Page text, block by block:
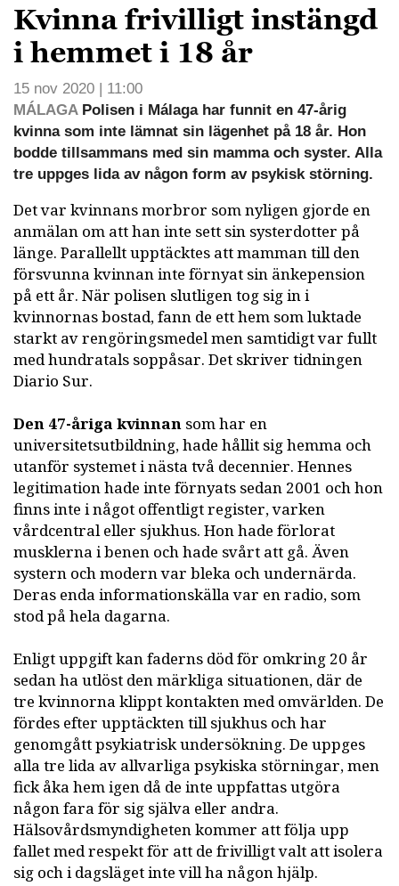
Kvinna frivilligt instängd
i hemmet i 18 år
15 nov 2020 | 11:00
MÁLAGAPolisen i Málaga har funnit en 47-årig
kvinna som inte lämnat sin lägenhet på 18 år. Hon
bodde tillsammans med sin mamma och syster. Alla
tre uppges lida av någon form av psykisk störning.
Det var kvinnans morbror som nyligen gjorde en
anmälan om att han inte sett sin systerdotter på
länge. Parallellt upptäcktes att mamman till den
försvunna kvinnan inte förnyat sin änkepension
på ett år. När polisen slutligen tog sig in i
kvinnornas bostad, fann de ett hem som luktade
starkt av rengöringsmedel men samtidigt var fullt
med hundratals soppåsar. Det skriver tidningen
Diario Sur.
Den 47-åriga kvinnan som har en
universitetsutbildning, hade hållit sig hemma och
utanför systemet i nästa två decennier. Hennes
legitimation hade inte förnyats sedan 2001 och hon
finns inte i något offentligt register, varken
vårdcentral eller sjukhus. Hon hade förlorat
musklerna i benen och hade svårt att gå. Även
systern och modern var bleka och undernärda.
Deras enda informationskälla var en radio, som
stod på hela dagarna.
Enligt uppgift kan faderns död för omkring 20 år
sedan ha utlöst den märkliga situationen, där de
tre kvinnorna klippt kontakten med omvärlden. De
fördes efter upptäckten till sjukhus och har
genomgått psykiatrisk undersökning. De uppges
alla tre lida av allvarliga psykiska störningar, men
fick åka hem igen då de inte uppfattas utgöra
någon fara för sig själva eller andra.
Hälsovårdsmyndigheten kommer att följa upp
fallet med respekt för att de frivilligt valt att isolera
sig och i dagsläget inte vill ha någon hjälp.